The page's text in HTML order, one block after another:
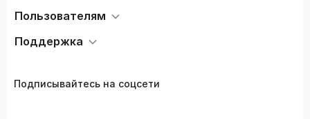
Пользователям
Поддержка
Подписывайтесь на соцсети